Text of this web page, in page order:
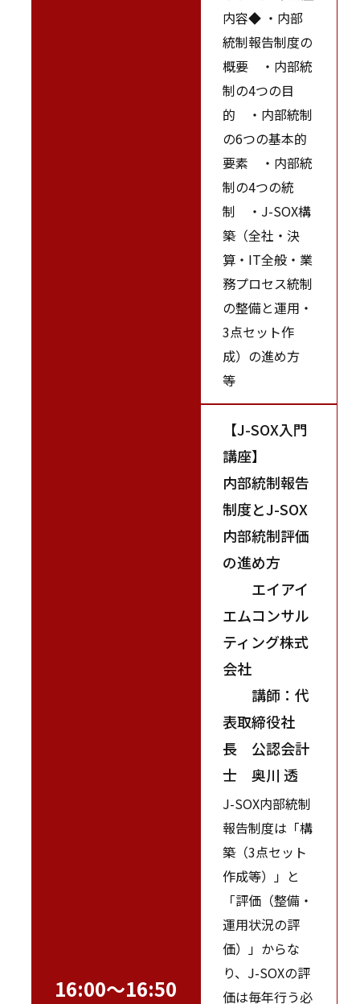
内容◆ ・内部
統制報告制度の
概要 ・内部統
制の4つの目
的 ・内部統制
の6つの基本的
要素 ・内部統
制の4つの統
制 ・J-SOX構
築（全社・決
算・IT全般・業
務プロセス統制
の整備と運用・
3点セット作
成）の進め方
等
16:00～16:50
【J-SOX入門
講座】
内部統制報告
制度とJ-SOX
内部統制評価
の進め方
エイアイ
エムコンサル
ティング株式
会社
講師：代
表取締役社
長 公認会計
士 奥川 透
J-SOX内部統制
報告制度は「構
築（3点セット
作成等）」と
「評価（整備・
運用状況の評
価）」からな
り、J-SOXの評
価は毎年行う必